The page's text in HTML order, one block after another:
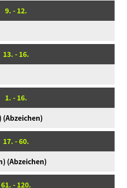
9. - 12.
13. - 16.
1. - 16.
(Abzeichen)
17. - 60.
(Abzeichen)
61. - 120.